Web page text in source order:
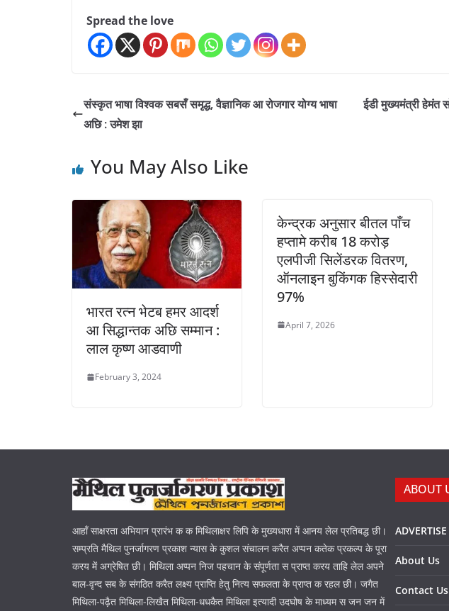
Spread the love
संस्कृत भाषा विश्वक सबसँ समृद्ध, वैज्ञानिक आ रोजगार योग्य भाषा
अछि : उमेश झा
ईडी मुख्यमंत्री
You May Also Like
भारत रत्न भेटब हमर आदर्श
आ सिद्धान्तक अछि सम्मान :
लाल कृष्ण आडवाणी
February 3, 2024
केन्द्रक अनुसार बीतल पाँच
हप्तामे करीब 18 करोड़
एलपीजी सिलेंडरक वितरण,
ऑनलाइन बुकिंगक हिस्सेदारी
97%
April 7, 2026
आहाँ साक्षरता अभियान प्रारंभ क क मिथिलाक्षर लिपि के मुख्यधारा में आनय लेल प्रतिबद्ध छी।
सम्प्रति मैथिल पुनर्जागरण प्रकाश न्यास के कुशल संचालन करैत अप्पन कतेक प्रकल्प के पूरा
करय में अग्रेषित छी। मिथिला अप्पन निज पहचान के संपूर्णता स प्राप्त करय ताहि लेल अपने
बाल-वृन्द सब के संगठित करैत लक्ष्य प्राप्ति हेतु नित्य सफलता के प्राप्त क रहल छी। जगैत
मिथिला-पढ़ैत मिथिला-लिखैत मिथिला-धधकैत मिथिला इत्यादी उदघोष के माध्यम स जन जन में
ABOUT
About Us
Contact Us